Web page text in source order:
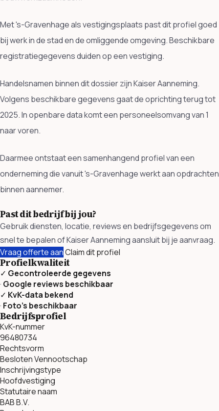
Met 's-Gravenhage als vestigingsplaats past dit profiel goed
bij werk in de stad en de omliggende omgeving. Beschikbare
registratiegegevens duiden op een vestiging.
Handelsnamen binnen dit dossier zijn Kaiser Aanneming.
Volgens beschikbare gegevens gaat de oprichting terug tot
2025. In openbare data komt een personeelsomvang van 1
naar voren.
Daarmee ontstaat een samenhangend profiel van een
onderneming die vanuit 's-Gravenhage werkt aan opdrachten
binnen aannemer.
Past dit bedrijf bij jou?
Gebruik diensten, locatie, reviews en bedrijfsgegevens om
snel te bepalen of Kaiser Aanneming aansluit bij je aanvraag.
Vraag offerte aanClaim dit profiel
Profielkwaliteit
✓ Gecontroleerde gegevens
· Google reviews beschikbaar
✓ KvK-data bekend
· Foto’s beschikbaar
Bedrijfsprofiel
KvK-nummer
96480734
Rechtsvorm
Besloten Vennootschap
Inschrijvingstype
Hoofdvestiging
Statutaire naam
BAB B.V.